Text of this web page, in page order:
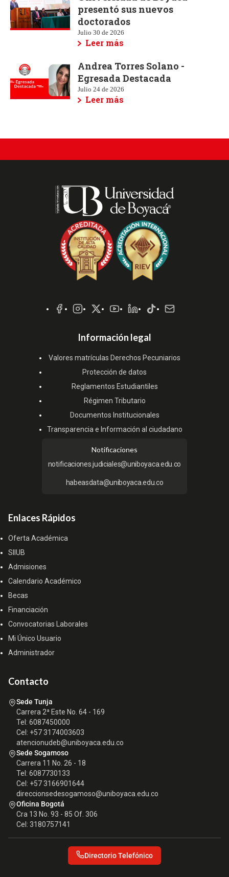
presentó sus nuevos
doctorados
Julio 30 de 2026
Leer más
Andrea Torres Solano -
Egresada Destacada
Julio 24 de 2026
Leer más
Sociales
Información legal
Valores matrículas Derechos Pecuniarios
Protección de datos
Reglamentos Estudiantiles
Régimen Tributario
Documentos Institucionales
Transparencia e Información al ciudadano
Notificaciones
notificaciones.judiciales@uniboyaca.edu.co
habeasdata@uniboyaca.edu.co
Enlaces Rápidos
Oferta Académica
SIIUB
Admisiones
Calendario Académico
Becas
Financiación
Convocatorias Laborales
Mi Único Usuario
Administrador
Contacto
Sede Tunja
Carrera 2ª Este No. 64 - 169
Tel: 6087450000
Cel: +57 3174003603
atencionudeb@uniboyaca.edu.co
Sede Sogamoso
Carrera 11 No. 26 - 18
Tel: 6087730133
Cel: +57 3166901644
direccionsedesogamoso@uniboyaca.edu.co
Oficina Bogotá
Cra 13 No. 93 - 85 Of. 306
Cel: 3180757141
Directorio Telefónico